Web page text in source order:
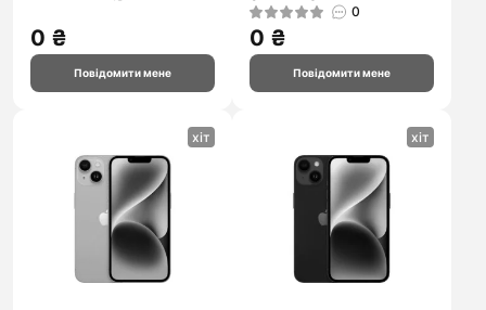
0 ₴
Повідомити мене
0
0 ₴
Повідомити мене
хіт хіт